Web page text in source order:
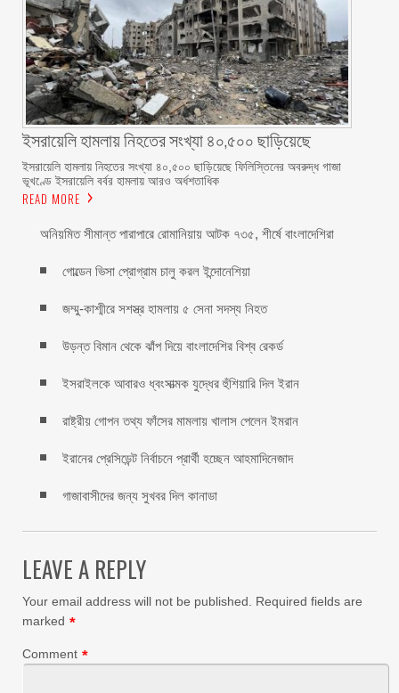
ইসরায়েলি হামলায় নিহতের সংখ্যা ৪০,৫০০ ছাড়িয়েছে
ইসরায়েলি হামলায় নিহতের সংখ্যা ৪০,৫০০ ছাড়িয়েছে ফিলিস্তিনের অবরুদ্ধ গাজা
ভূখণ্ডে ইসরায়েলি বর্বর হামলায় আরও অর্ধশতাধিক
READ MORE
অনিয়মিত সীমান্ত পারাপারে রোমানিয়ায় আটক ৭৩৫, শীর্ষে বাংলাদেশিরা
গোল্ডেন ভিসা প্রোগ্রাম চালু করল ইন্দোনেশিয়া
জম্মু-কাশ্মীরে সশস্ত্র হামলায় ৫ সেনা সদস্য নিহত
উড়ন্ত বিমান থেকে ঝাঁপ দিয়ে বাংলাদেশির বিশ্ব রেকর্ড
ইসরাইলকে আবারও ধ্বংসাত্মক যুদ্ধের হুঁশিয়ারি দিল ইরান
রাষ্ট্রীয় গোপন তথ্য ফাঁসের মামলায় খালাস পেলেন ইমরান
ইরানের প্রেসিডেন্ট নির্বাচনে প্রার্থী হচ্ছেন আহমাদিনেজাদ
গাজাবাসীদের জন্য সুখবর দিল কানাডা
LEAVE A REPLY
Your email address will not be published.
Required fields are
marked *
Comment *